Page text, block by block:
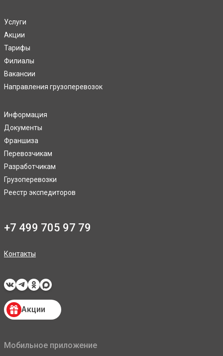
Услуги
Акции
Тарифы
Филиалы
Вакансии
Направления грузоперевозок
Информация
Документы
Франшиза
Перевозчикам
Разработчикам
Грузоперевозки
Реестр экспедиторов
+7 499 705 97 79
Контакты
Акции
Мобильное приложение